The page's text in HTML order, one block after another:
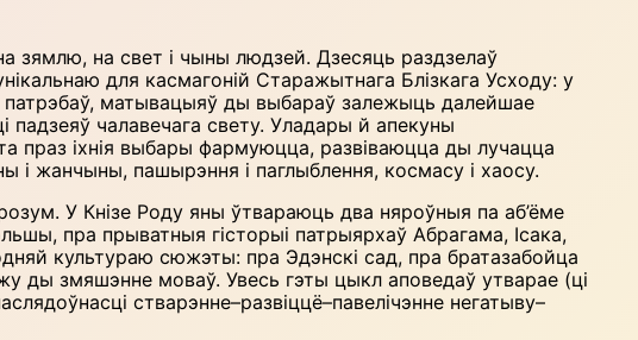
зямлю, на свет і чыны людзей. Дзесяць раздзелаў
для касмагоній Старажытнага Блізкага Усходу: у
патрэбаў, матывацыяў ды выбараў залежыць далейшае
падзеяў чалавечага свету. Уладары й апекуны
праз іхнія выбары фармуюцца, развіваюцца ды лучацца
і жанчыны, пашырэння і паглыблення, космасу і хаосу.
У Кнізе Роду яны ўтвараюць два няроўныя па аб’ёме
пра прыватныя гісторыі патрыярхаў Абрагама, Ісака,
культураю сюжэты: пра Эдэнскі сад, пра братазабойца
ды змяшэнне моваў. Увесь гэты цыкл аповедаў утварае (ці
стварэнне–развіццё–павелічэнне негатыву–